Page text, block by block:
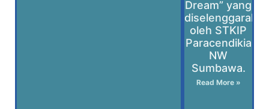
Dream” yang
oleh STKIP
Paracendikia
NW
Sumbawa.
Read More »